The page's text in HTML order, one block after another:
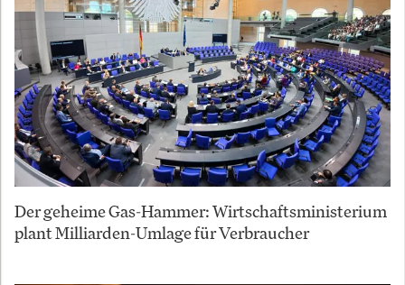
Der geheime Gas-Hammer: Wirtschaftsministerium
plant Milliarden-Umlage für Verbraucher